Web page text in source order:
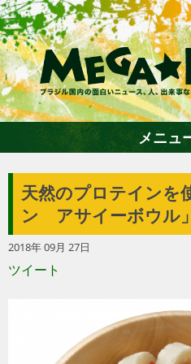
ホ
グ
メニュ
天然のプロテインを
ン アサイーボウル
2018年 09月 27日
ツイート